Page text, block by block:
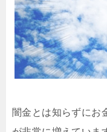
闇金とは知らずにお